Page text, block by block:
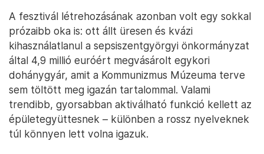
A fesztivál létrehozásának azonban volt egy sokkal
prózaibb oka is: ott állt üresen és kvázi
kihasználatlanul a sepsiszentgyörgyi önkormányzat
által 4,9 millió euróért megvásárolt egykori
dohánygyár, amit a Kommunizmus Múzeuma terve
sem töltött meg igazán tartalommal. Valami
trendibb, gyorsabban aktiválható funkció kellett az
épületegyüttesnek – különben a rossz nyelveknek
túl könnyen lett volna igazuk.